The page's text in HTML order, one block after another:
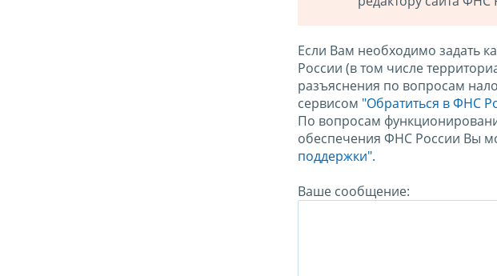
Если Вам необходимо задать
России (в том числе
разъяснения по вопросам
сервисом "Обратиться в ФНС
По вопросам
обеспечения ФНС России Вы
поддержки".
Ваше сообщение: